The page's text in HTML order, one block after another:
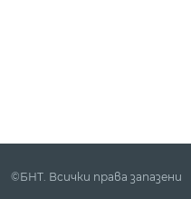
©БНТ. Всички права запазени